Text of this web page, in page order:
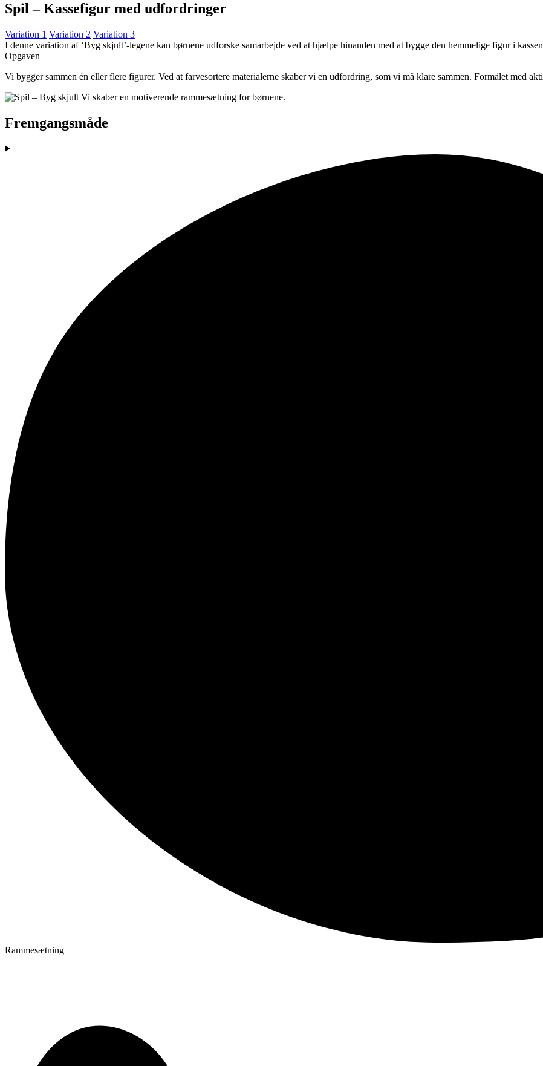
Spil – Kassefigur med udfordringer
Variation 1 Variation 2 Variation 3
I denne variation af ‘Byg skjult’-legene kan børnene udforske samarbejde ved at hjælpe hinanden med at bygge den hemmelige figur i
Opgaven
Vi bygger sammen én eller flere figurer. Ved at farvesortere materialerne skaber vi en udfordring, som vi må klare sammen. Formålet med
Fremgangsmåde
Rammesætning